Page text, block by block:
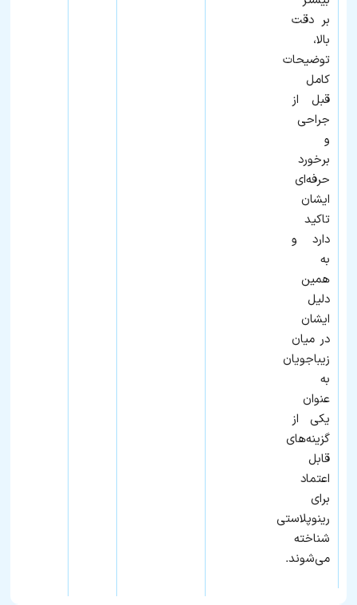
بر دقت
بالا،
توضیحات
کامل
قبل از
جراحی
و
برخورد
حرفه‌ای
ایشان
تاکید
دارد و
به
همین
دلیل
ایشان
در میان
زیباجویان
به‌
عنوان
یکی از
گزینه‌های
قابل
اعتماد
برای
رینوپلاستی
شناخته
می‌شوند.